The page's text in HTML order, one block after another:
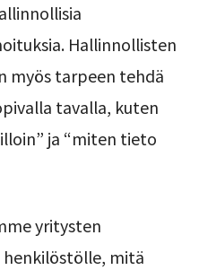
Hallinnollisten
myös tarpeen tehdä
tavalla, kuten
ja “miten tieto
yritysten
mitä